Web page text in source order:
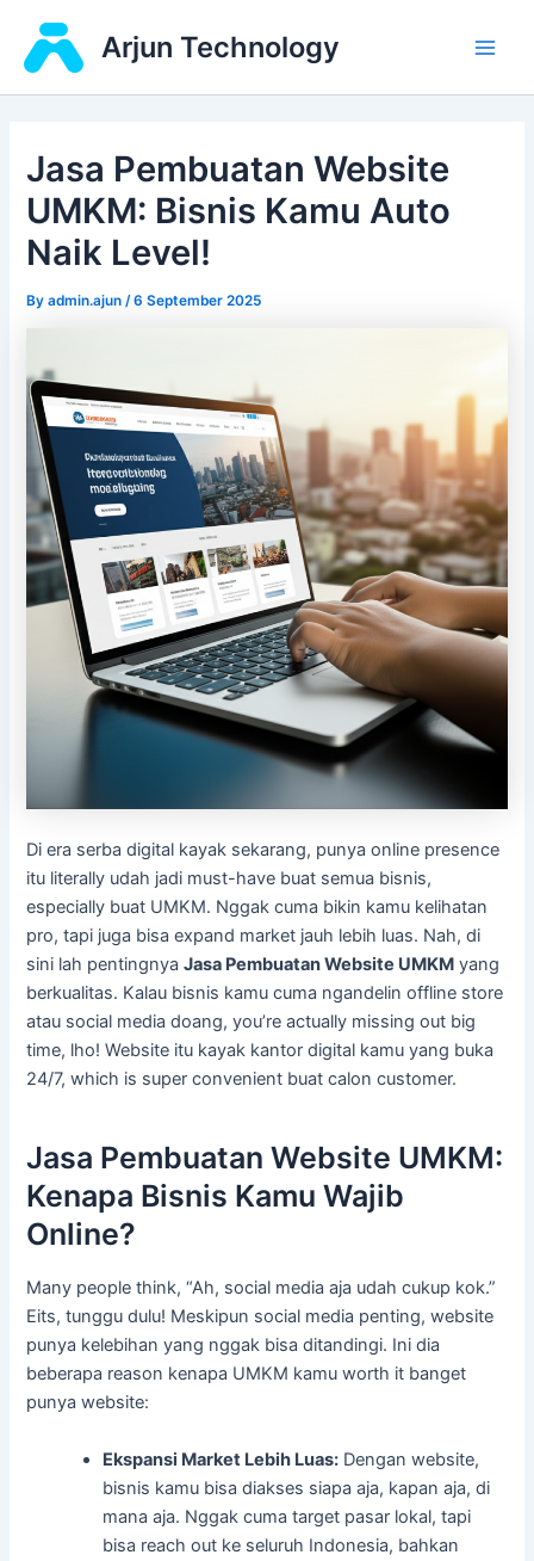
content
Arjun Technology
Jasa Pembuatan Website
UMKM: Bisnis Kamu Auto
Naik Level!
Byadmin.ajun /6 September 2025
Di era serba digital kayak sekarang, punya online presence
itu literally udah jadi must-have buat semua bisnis,
especially buat UMKM. Nggak cuma bikin kamu kelihatan
pro, tapi juga bisa expand market jauh lebih luas. Nah, di
sini lah pentingnyaJasa Pembuatan Website UMKM yang
berkualitas. Kalau bisnis kamu cuma ngandelin offline store
atau social media doang, you’re actually missing out big
time, lho! Website itu kayak kantor digital kamu yang buka
24/7, which is super convenient buat calon customer.
Jasa Pembuatan Website UMKM:
Kenapa Bisnis Kamu Wajib
Online?
Many people think, “Ah, social media aja udah cukup kok.”
Eits, tunggu dulu! Meskipun social media penting, website
punya kelebihan yang nggak bisa ditandingi. Ini dia
beberapa reason kenapa UMKM kamu worth it banget
punya website:
Ekspansi Market Lebih Luas: Dengan website,
bisnis kamu bisa diakses siapa aja, kapan aja, di
mana aja. Nggak cuma target pasar lokal, tapi
bisa reach out ke seluruh Indonesia, bahkan